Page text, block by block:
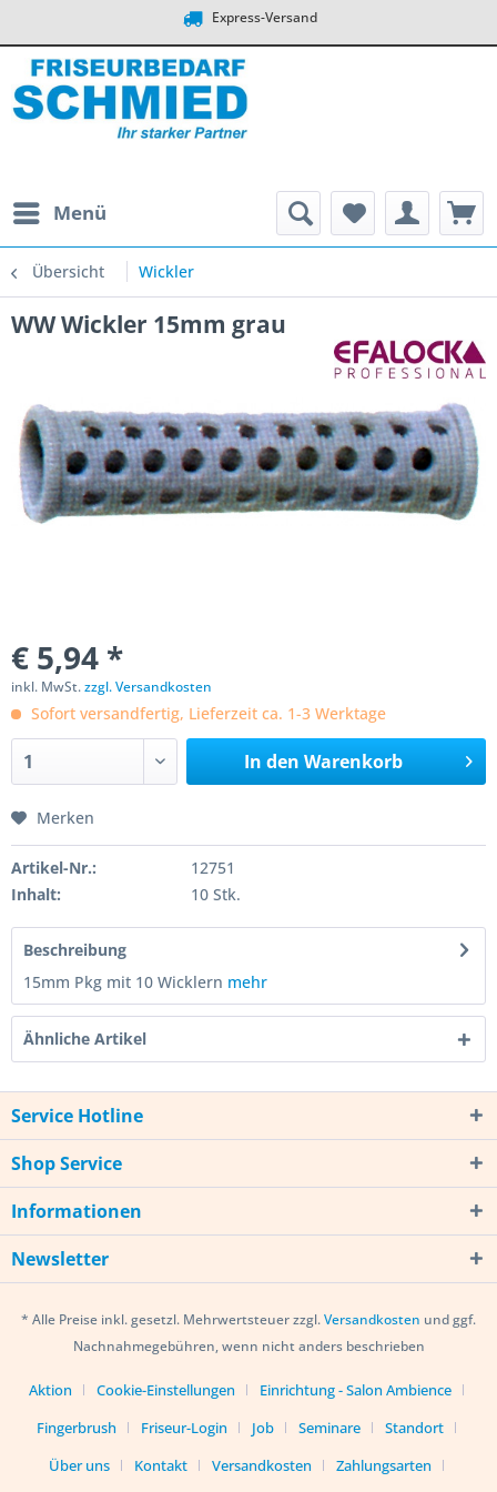
Express-Versand
Menü
Übersicht Wickler
WW Wickler 15mm grau
€ 5,94 *
inkl. MwSt.zzgl. Versandkosten
Sofort versandfertig, Lieferzeit ca. 1-3 Werktage
In den Warenkorb
Merken
Artikel-Nr.:
12751
Inhalt:
10 Stk.
Beschreibung
15mm Pkg mit 10 Wicklern mehr
Ähnliche Artikel
Service Hotline
Shop Service
Informationen
Newsletter
* Alle Preise inkl. gesetzl. Mehrwertsteuer zzgl.Versandkosten und ggf.
Nachnahmegebühren, wenn nicht anders beschrieben
Aktion Cookie-Einstellungen
Einrichtung - Salon Ambience
Fingerbrush
Friseur-Login Job Seminare
Standort
Über uns
Kontakt Versandkosten Zahlungsarten